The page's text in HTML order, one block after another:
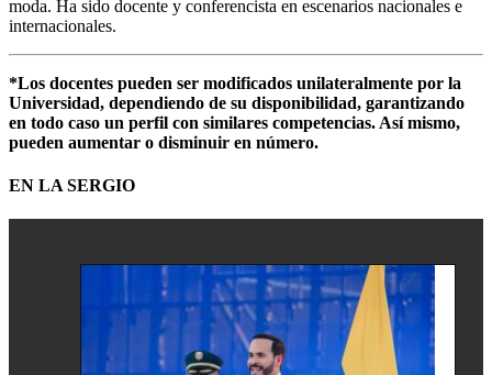
moda. Ha sido docente y conferencista en escenarios nacionales e
internacionales.
*Los docentes pueden ser modificados unilateralmente por la
Universidad, dependiendo de su disponibilidad, garantizando
en todo caso un perfil con similares competencias. Así mismo,
pueden aumentar o disminuir en número.
EN LA SERGIO